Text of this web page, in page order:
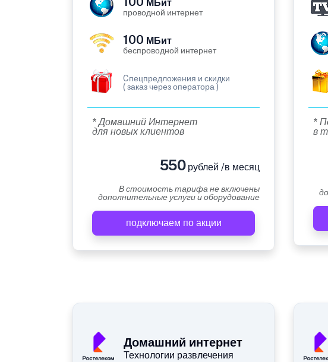
МБит
проводной интернет
100 МБит
беспроводной интернет
Cпецпредложения и скидки
( заказ через оператора )
* Домашний Интернет
для новых клиентов
550рублей /в месяц
В стоимость тарифа не включены
дополнительные услуги и оборудование
подключаем по акции
*
в
Домашний интернет
Технологии развлечения